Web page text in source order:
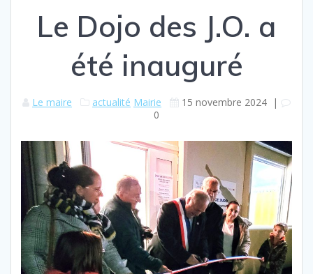
Le Dojo des J.O. a
été inauguré
Le maire actualité Mairie 15 novembre 2024 |
0